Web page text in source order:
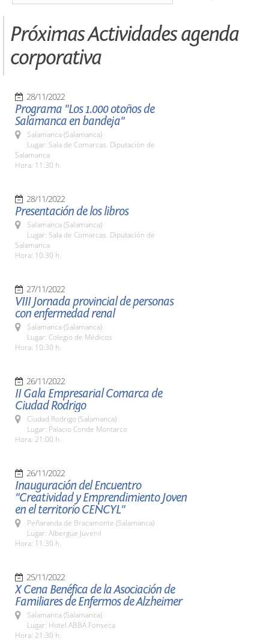
Próximas Actividades agenda
corporativa
28/11/2022
Programa "Los 1.000 otoños de
Salamanca en bandeja"
Salamanca (Salamanca)
Lugar: Sala de Comarcas. Diputación de
Salamanca
Hora: 11:30 h.
28/11/2022
Presentación de los libros
Salamanca (Salamanca)
Lugar: Sala de Comarcas. Diputación de
Salamanca
Hora: 10:30 h.
27/11/2022
VIII Jornada provincial de personas
con enfermedad renal
Salamanca (Salamanca)
Lugar: Colegio de Médicos
Hora: 10:30 h.
26/11/2022
II Gala Empresarial Comarca de
Ciudad Rodrigo
Ciudad Rodrigo (Salamanca)
Lugar: Palacio Conde Montarco
Hora: 21:00 h.
26/11/2022
Inauguración del Encuentro
"Creatividad y Emprendimiento Joven
en el territorio CENCYL"
Peñaranda de Bracamonte (Salamanca)
Lugar: Albergue Juvenil
Hora: 11:30 h.
25/11/2022
X Cena Benéfica de la Asociación de
Familiares de Enfermos de Alzheimer
Salamanca (Salamanca)
Lugar: Hotel ABBA Fonseca
Hora: 21:30 h.